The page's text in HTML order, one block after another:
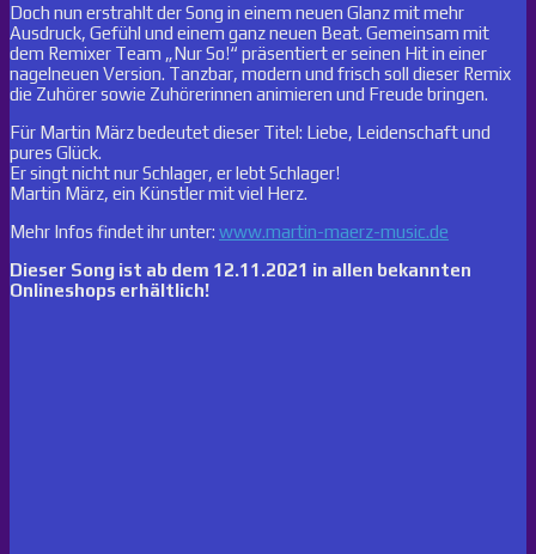
Doch nun erstrahlt der Song in einem neuen Glanz mit mehr
Ausdruck, Gefühl und einem ganz neuen Beat. Gemeinsam mit
dem Remixer Team „Nur So!“ präsentiert er seinen Hit in einer
nagelneuen Version. Tanzbar, modern und frisch soll dieser Remix
die Zuhörer sowie Zuhörerinnen animieren und Freude bringen.
Für Martin März bedeutet dieser Titel: Liebe, Leidenschaft und
pures Glück.
Er singt nicht nur Schlager, er lebt Schlager!
Martin März, ein Künstler mit viel Herz.
Mehr Infos findet ihr unter: www.martin-maerz-music.de
Dieser Song ist ab dem 12.11.2021 in allen bekannten
Onlineshops erhältlich!